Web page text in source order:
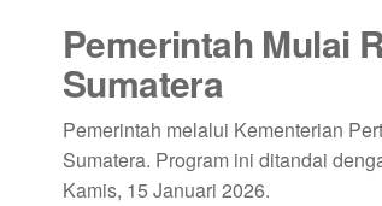
Pemerintah Mulai
Sumatera
Pemerintah melalui Kementerian
Sumatera. Program ini ditandai
Kamis, 15 Januari 2026.